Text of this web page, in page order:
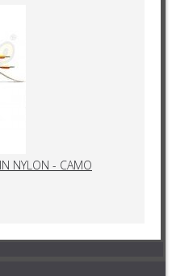
NYLON - CAMO